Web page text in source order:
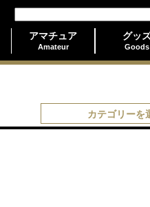
アマチュア
Amateur
グッ
Goods
カテゴリーを